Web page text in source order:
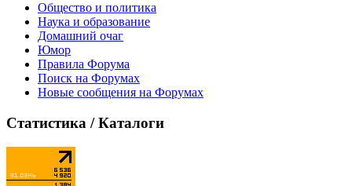
Общество и политика
Наука и образование
Домашний очаг
Юмор
Правила Форума
Поиск на Форумах
Новые сообщения на Форумах
Статистика / Каталоги